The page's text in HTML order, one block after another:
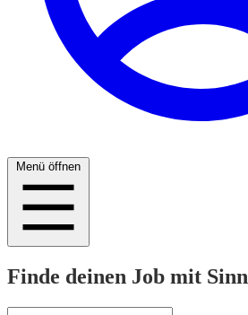
Menü öffnen
Finde deinen Job mit Sinn